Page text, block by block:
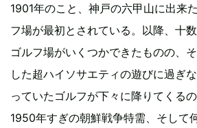
1901年のこと、神戸の六甲山に出来
フ場が最初とされている。以降、十
ゴルフ場がいくつかできたものの、
した超ハイソサエティの遊びに過ぎ
っていたゴルフが下々に降りてくる
1950年すぎの朝鮮戦争特需、そして